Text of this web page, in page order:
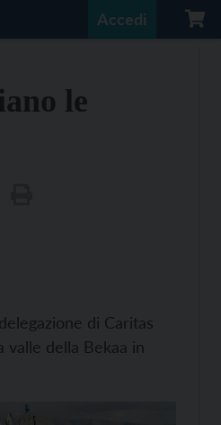
Accedi
le
di Caritas
valle della Bekaa in